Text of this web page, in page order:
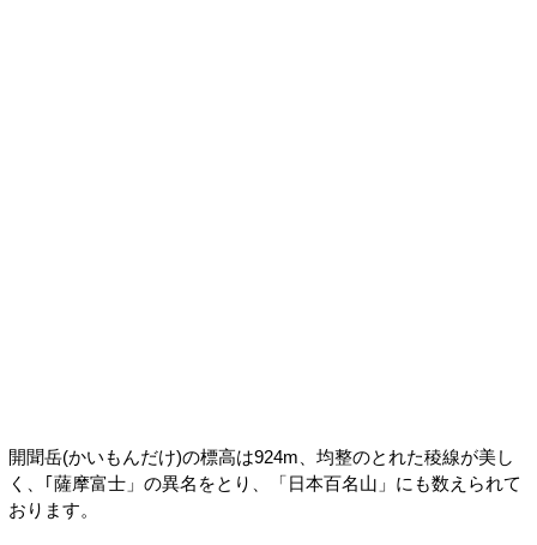
開聞岳(かいもんだけ)の標高は924m、均整のとれた稜線が美し
く、｢薩摩富士」の異名をとり、「日本百名山」にも数えられて
おります。